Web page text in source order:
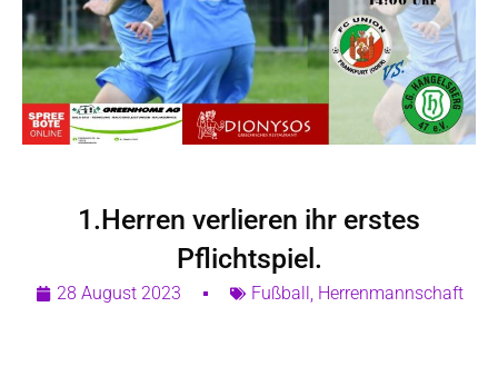
1.Herren verlieren ihr erstes
Pflichtspiel.
28 August 2023 Fußball , Herrenmannschaft